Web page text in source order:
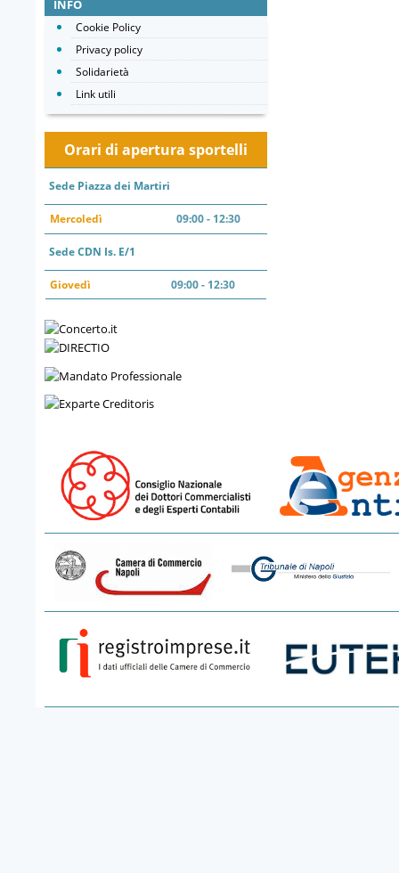
INFO
Cookie Policy
Privacy policy
Solidarietà
Link utili
Orari di apertura sportelli
Sede Piazza dei Martiri
Mercoledì 09:00 - 12:30
Sede CDN Is. E/1
Giovedì 09:00 - 12:30